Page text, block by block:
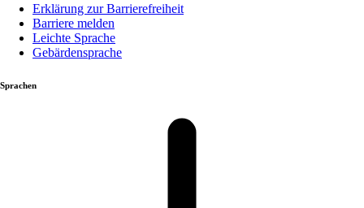
Erklärung zur Barrierefreiheit
Barriere melden
Leichte Sprache
Gebärdensprache
Sprachen